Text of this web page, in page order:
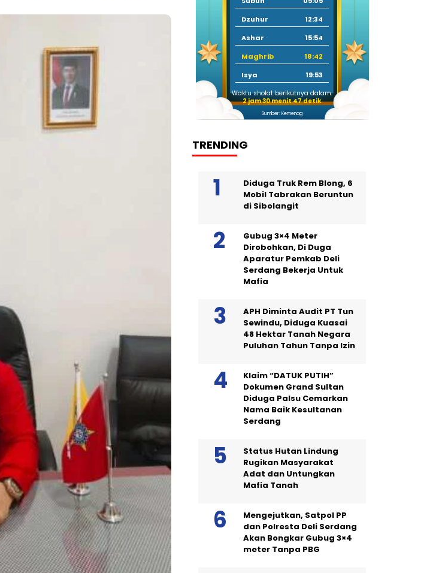
Dzuhur
12:34
Ashar
15:54
Maghrib
18:42
Isya
19:53
Waktu sholat berikutnya dalam:
2 jam 30 menit 46 detik
Sumber: Kemenag
TRENDING
Diduga Truk Rem Blong, 6
Mobil Tabrakan Beruntun
di Sibolangit
Gubug 3×4 Meter
Dirobohkan, Di Duga
Aparatur Pemkab Deli
Serdang Bekerja Untuk
Mafia
APH Diminta Audit PT Tun
Sewindu, Diduga Kuasai
48 Hektar Tanah Negara
Puluhan Tahun Tanpa Izin
Klaim “DATUK PUTIH”
Dokumen Grand Sultan
Diduga Palsu Cemarkan
Nama Baik Kesultanan
Serdang
Status Hutan Lindung
Rugikan Masyarakat
Adat dan Untungkan
Mafia Tanah
Mengejutkan, Satpol PP
dan Polresta Deli Serdang
Akan Bongkar Gubug 3×4
meter Tanpa PBG